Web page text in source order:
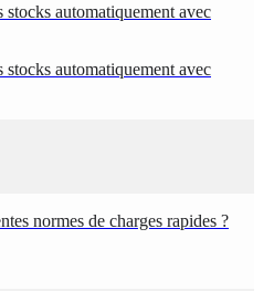
automatiquement avec
automatiquement avec
normes de charges rapides ?